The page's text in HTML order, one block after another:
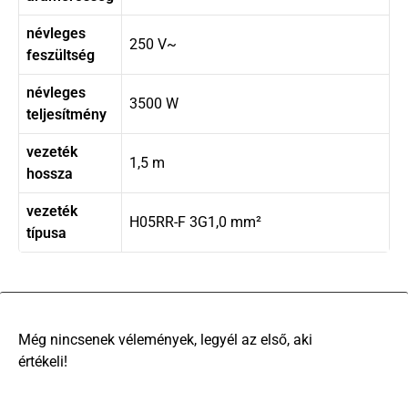
névleges
feszültség
250 V~
névleges
teljesítmény
3500 W
vezeték
hossza
1,5 m
vezeték
típusa
H05RR-F 3G1,0 mm²